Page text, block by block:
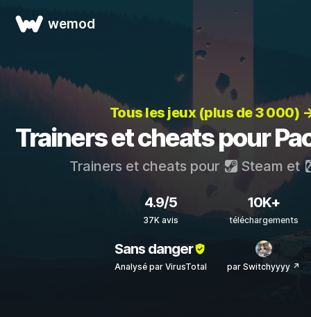
wemod
Tous les jeux (plus de 3 000)
Trainers et cheats pour
Trainers et cheats pour Steam et
4.9/5
37K avis
10K+
téléchargements
Sans danger
Analysé par VirusTotal par Switchyyyy ↗